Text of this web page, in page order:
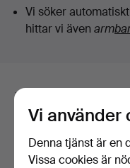
Vi söker
hittar vi även arm
Här är föremål
matchar din
Visa alla föremål
Vi använder
Denna tjänst är en
Vissa cookies är